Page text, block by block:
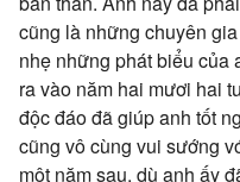
cũng là những chuyên
nhẹ những phát biểu của
ra vào năm hai mươi hai
độc đáo đã giúp anh tốt
cũng vô cùng vui sướng
một năm sau, dù anh ấy